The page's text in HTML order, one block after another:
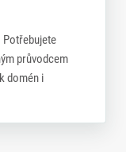
Potřebujete
průvodcem
domén i